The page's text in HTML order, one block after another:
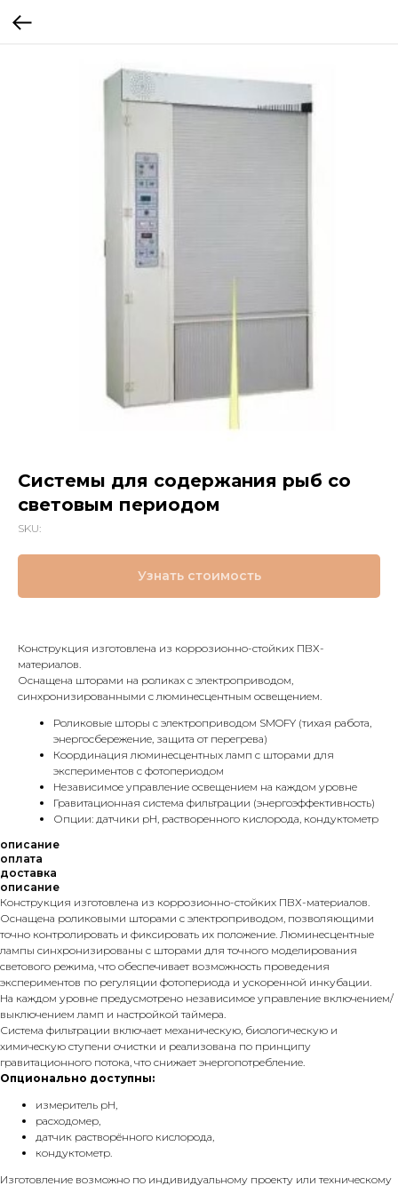
Системы для содержания рыб со
световым периодом
SKU:
Узнать стоимость
Конструкция изготовлена из коррозионно-стойких ПВХ-
материалов.
Оснащена шторами на роликах с электроприводом,
синхронизированными с люминесцентным освещением.
Роликовые шторы с электроприводом SMOFY (тихая работа,
энергосбережение, защита от перегрева)
Координация люминесцентных ламп с шторами для
экспериментов с фотопериодом
Независимое управление освещением на каждом уровне
Гравитационная система фильтрации (энергоэффективность)
Опции: датчики рН, растворенного кислорода, кондуктометр
описание
оплата
доставка
описание
Конструкция изготовлена из коррозионно-стойких ПВХ-материалов.
Оснащена роликовыми шторами с электроприводом, позволяющими
точно контролировать и фиксировать их положение. Люминесцентные
лампы синхронизированы с шторами для точного моделирования
светового режима, что обеспечивает возможность проведения
экспериментов по регуляции фотопериода и ускоренной инкубации.
На каждом уровне предусмотрено независимое управление включением/
выключением ламп и настройкой таймера.
Система фильтрации включает механическую, биологическую и
химическую ступени очистки и реализована по принципу
гравитационного потока, что снижает энергопотребление.
Опционально доступны:
измеритель pH,
расходомер,
датчик растворённого кислорода,
кондуктометр.
Изготовление возможно по индивидуальному проекту или техническому